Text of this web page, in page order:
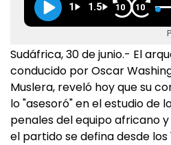
1 1.5 10 10
Sudáfrica, 30 de junio.- El
conducido por Oscar
Muslera, reveló hoy que su
lo "asesoró" en el estudio de
penales del equipo africano
el partido se defina desde los